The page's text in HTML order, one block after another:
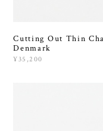
Cutting Out Thin
Denmark
¥35,200